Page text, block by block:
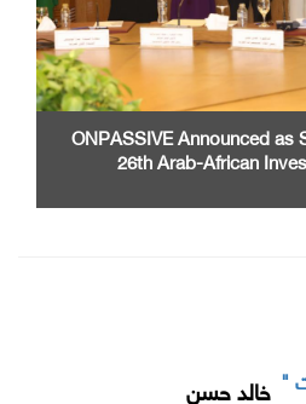
ONPASSIVE Announced
26th Arab-African
" خالد حسن